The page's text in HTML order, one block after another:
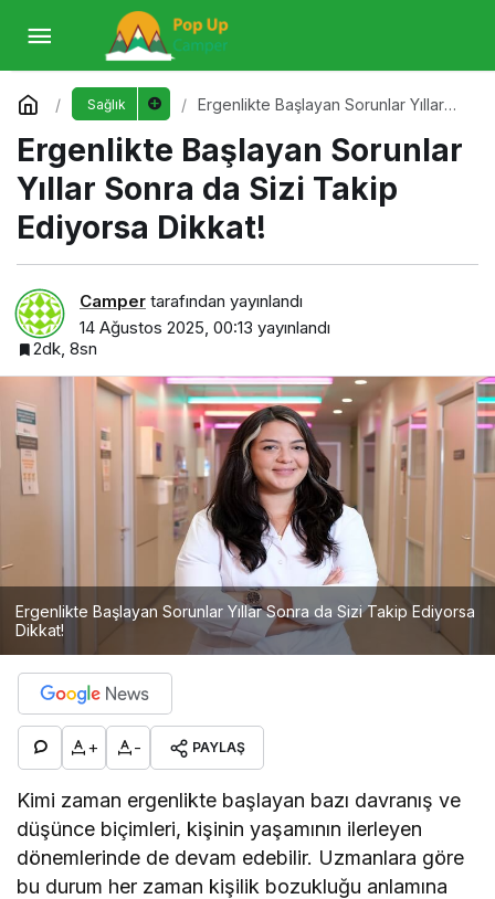
Sağlık
Ergenlikte Başlayan Sorunlar Yıllar
Ergenlikte Başlayan Sorunlar
Yıllar Sonra da Sizi Takip
Ediyorsa Dikkat!
Camper tarafından yayınlandı
14 Ağustos 2025, 00:13 yayınlandı
2dk, 8sn
Ergenlikte Başlayan Sorunlar Yıllar Sonra da Sizi Takip Ediyorsa
Dikkat!
+ - PAYLAŞ
Kimi zaman ergenlikte başlayan bazı davranış ve
düşünce biçimleri, kişinin yaşamının ilerleyen
dönemlerinde de devam edebilir. Uzmanlara göre
bu durum her zaman kişilik bozukluğu anlamına
Ergenlikte Başlayan Sorunlar Yıllar Sonra da
Sizi Takip Ediyorsa Dikkat!
Yorum Yap